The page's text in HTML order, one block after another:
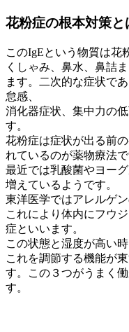
花粉症の根本対策と
このIgEという物質は花
くしゃみ、鼻水、鼻詰
ます。二次的な症状で
怠感、
消化器症状、集中力の
す。
花粉症は症状が出る前
れているのが薬物療法で
最近では乳酸菌やヨー
増えているようです。
東洋医学ではアレルゲ
これにより体内にフウ
症といいます。
この状態と湿度が高い
これを調節する機能が
す。この３つがうまく
す。